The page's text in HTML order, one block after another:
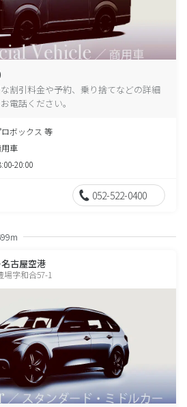
割引料金や予約、乗り捨てなどの詳細
電話ください。
ロボックス 等
車
20:00
052-522-0400
古屋空港
字和合57-1